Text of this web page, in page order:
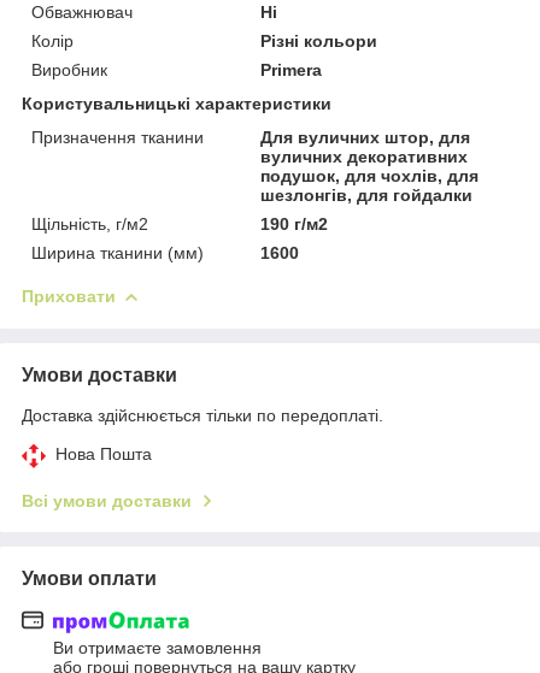
Обважнювач
Ні
Колір
Різні кольори
Виробник
Primera
Користувальницькі характеристики
Призначення тканини
Для вуличних штор, для
вуличних декоративних
подушок, для чохлів, для
шезлонгів, для гойдалки
Щільність, г/м2
190 г/м2
Ширина тканини (мм)
1600
Приховати
Умови доставки
Доставка здійснюється тільки по передоплаті.
Нова Пошта
Всі умови доставки
Умови оплати
Ви отримаєте замовлення
або гроші повернуться на вашу картку